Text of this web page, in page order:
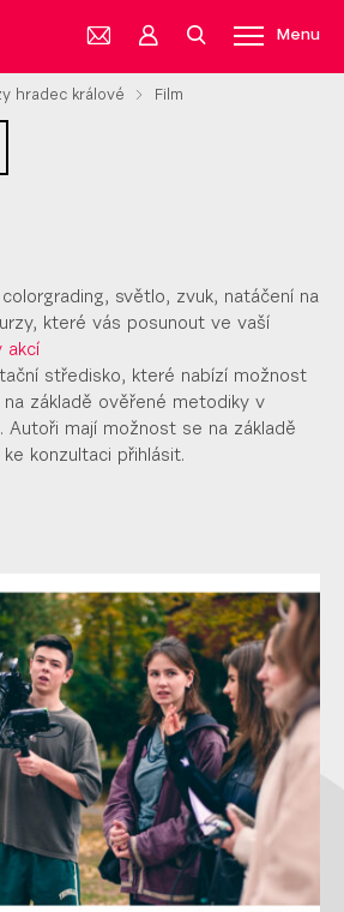
Menu
hradec králové Film
světlo, zvuk, natáčení na
které vás posunout ve vaší
akcí
středisko, které nabízí možnost
základě ověřené metodiky v
Autoři mají možnost se na základě
konzultaci přihlásit.